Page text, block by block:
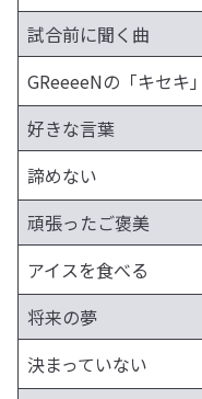
試合前に聞く曲
GReeeeNの「キセキ」
好きな言葉
諦めない
頑張ったご褒美
アイスを食べる
将来の夢
決まっていない